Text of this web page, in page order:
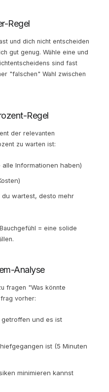
Regel
und dich nicht entscheiden
gut genug. Wähle eine und
sind fast
"falschen" Wahl zwischen
Regel
der relevanten
zu warten ist:
Informationen haben)
wartest, desto mehr
= eine solide
Analyse
fragen "Was könnte
vorher:
und es ist
ist (5 Minuten
minimieren kannst